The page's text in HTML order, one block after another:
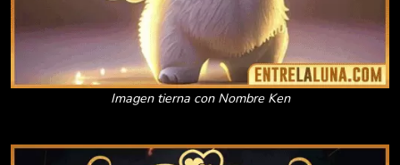
Imagen tierna con Nombre Ken